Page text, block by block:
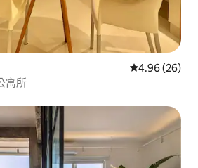
從 26 則評價
4.96 (26)
寓所